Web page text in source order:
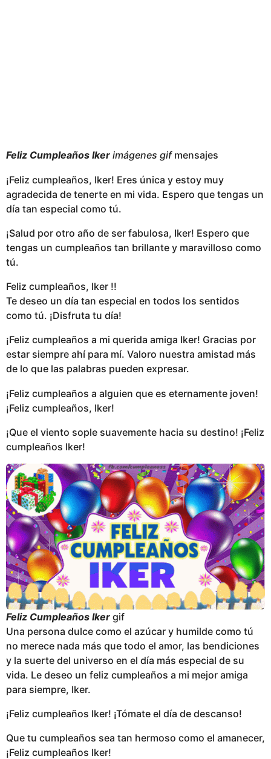
Feliz Cumpleaños Iker imágenes gifmensajes
¡Feliz cumpleaños, Iker! Eres única y estoy muy
agradecida de tenerte en mi vida. Espero que tengas un
día tan especial como tú.
¡Salud por otro año de ser fabulosa, Iker! Espero que
tengas un cumpleaños tan brillante y maravilloso como
tú.
Feliz cumpleaños, Iker !!
Te deseo un día tan especial en todos los sentidos
como tú. ¡Disfruta tu día!
¡Feliz cumpleaños a mi querida amiga Iker! Gracias por
estar siempre ahí para mí. Valoro nuestra amistad más
de lo que las palabras pueden expresar.
¡Feliz cumpleaños a alguien que es eternamente joven!
¡Feliz cumpleaños, Iker!
¡Que el viento sople suavemente hacia su destino! ¡Feliz
cumpleaños Iker!
Feliz Cumpleaños Iker gif
Una persona dulce como el azúcar y humilde como tú
no merece nada más que todo el amor, las bendiciones
y la suerte del universo en el día más especial de su
vida. Le deseo un feliz cumpleaños a mi mejor amiga
para siempre, Iker.
¡Feliz cumpleaños Iker! ¡Tómate el día de descanso!
Que tu cumpleaños sea tan hermoso como el amanecer,
¡Feliz cumpleaños Iker!